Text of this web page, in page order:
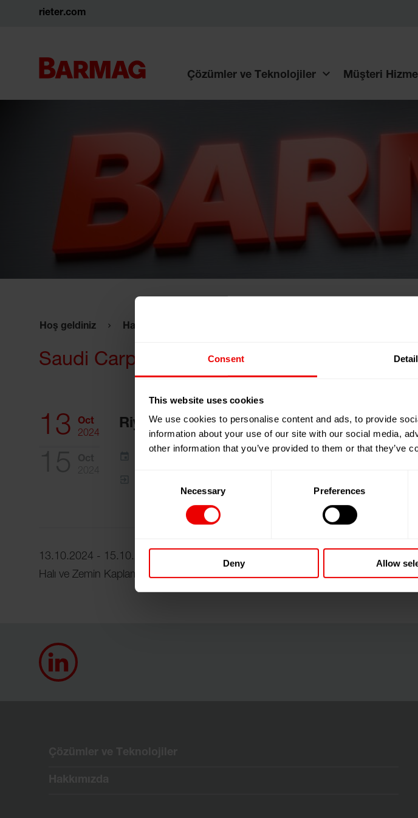
Consent
This website uses cookies
We use cookies to personalise content and ads, to provide
information about your use of our site with our social media,
other information that you’ve provided to them or that they’ve
Necessary Preferences
Deny Allow
rieter.com
Çözümler ve Teknolojiler Müşteri
Hoş geldiniz Hakkımızda
Saudi Carpet & Flooring Expo 2024
13
Oct
2024
Riyadh, Suudi Arabistan
13.10.2024 - 15.10.2024 tarihleri ​​arasında Riyad'da (Suudi Arabistan)
Halı ve Zemin Kaplamaları Fuarı'nda bizi ziyaret edin.